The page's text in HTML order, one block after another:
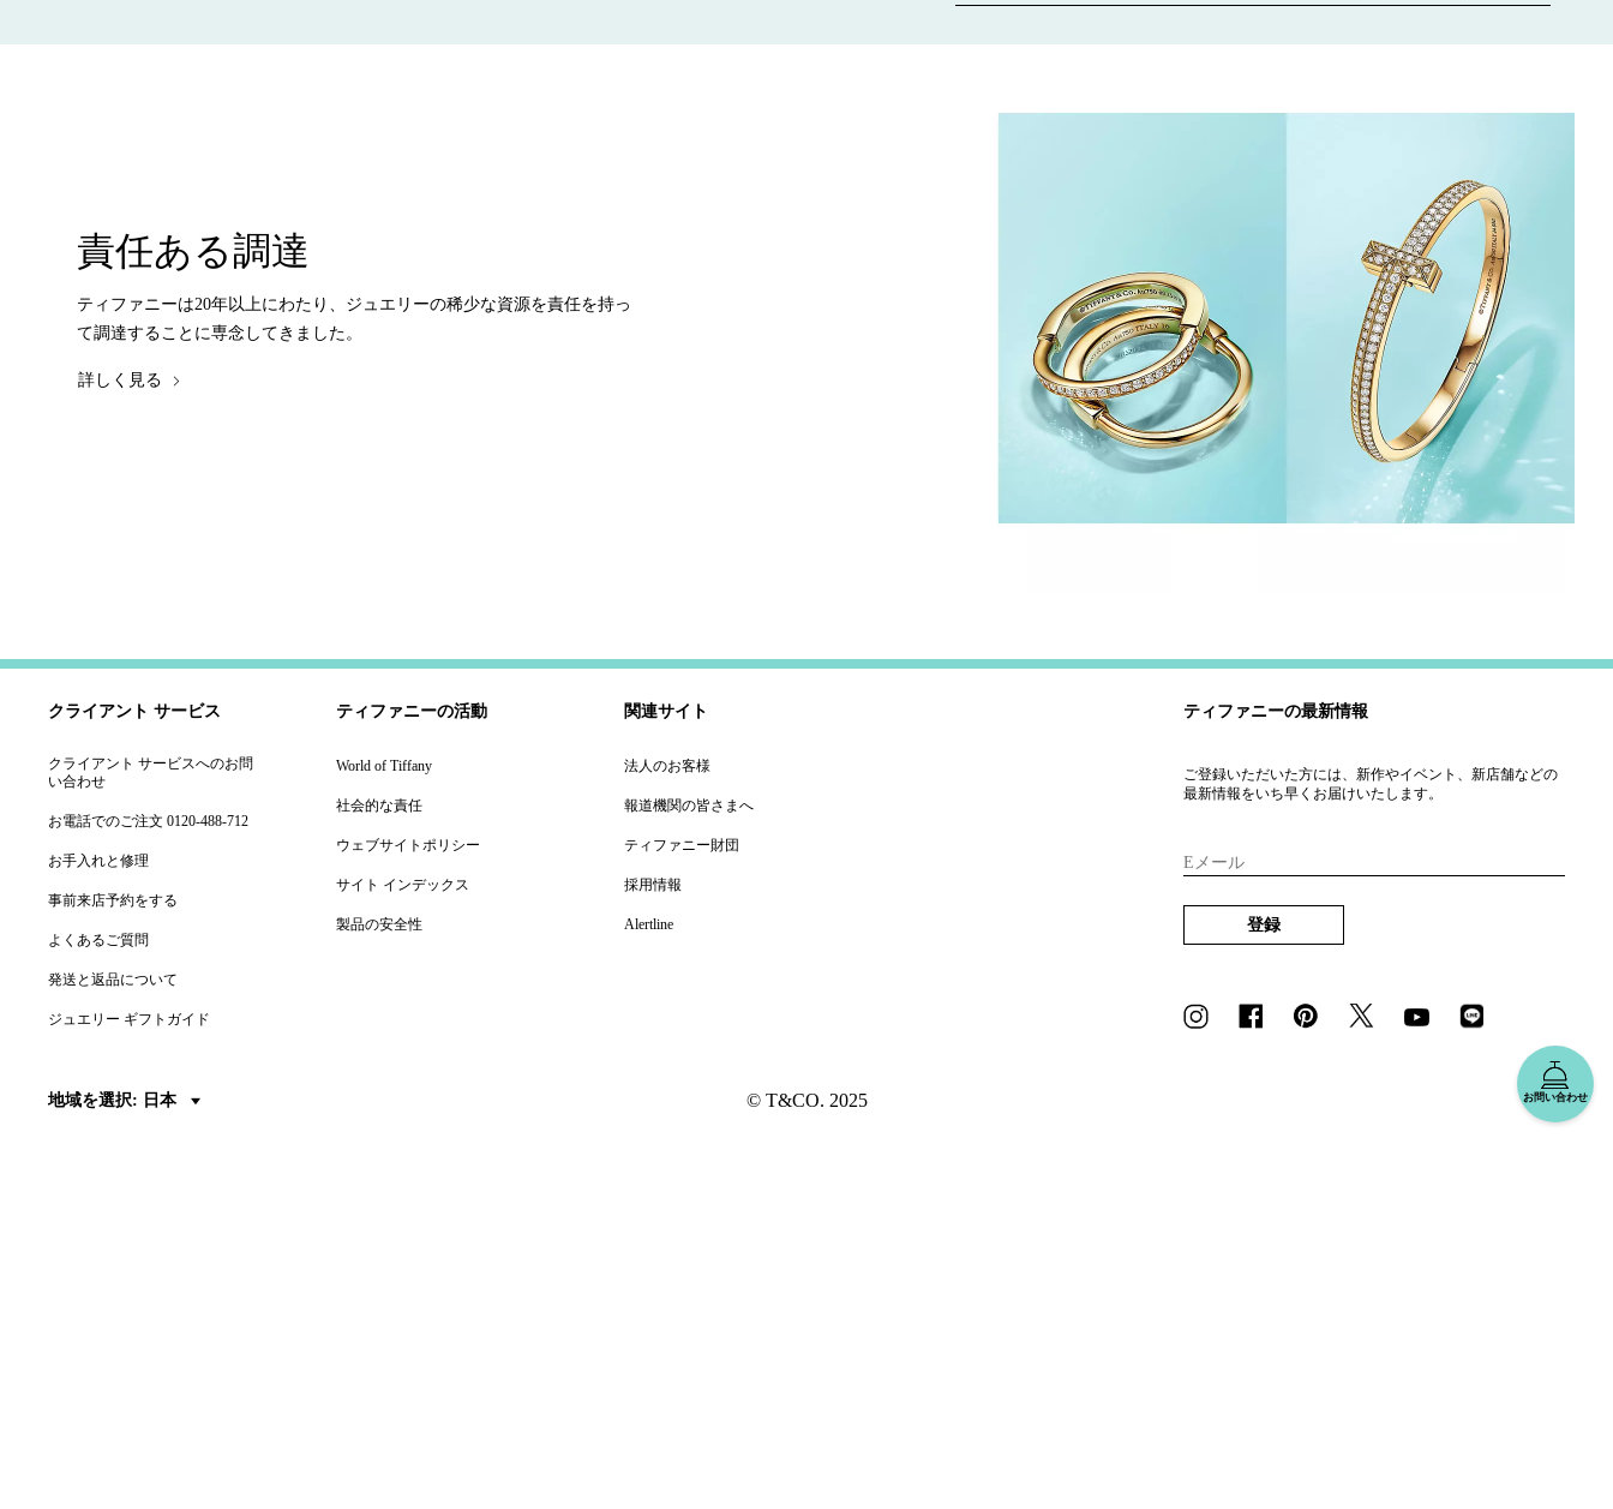
ゆるニーズに合わせてパーソナライズされたサービスをご提供しま
責任ある調達
ティファニーは20年以上にわたり、ジュエリーの稀少な資源を責任を持っ
て調達することに専念してきました。
詳しく見る
お問い合わせ
クライアント サービス
クライアント サービスへのお問
い合わせ
お電話でのご注文 0120-488-712
お手入れと修理
事前来店予約をする
よくあるご質問
発送と返品について
ジュエリー ギフトガイド
ティファニーの活動
World of Tiffany
社会的な責任
ウェブサイトポリシー
サイト インデックス
製品の安全性
関連サイト
法人のお客様
報道機関の皆さまへ
ティファニー財団
採用情報
Alertline
ティファニーの最新情報
ご登録いただいた方には、新作やイベント、新店舗などの
最新情報をいち早くお届けいたします。
Eメール
登録
地域を選択: 日本 © T&CO. 2025